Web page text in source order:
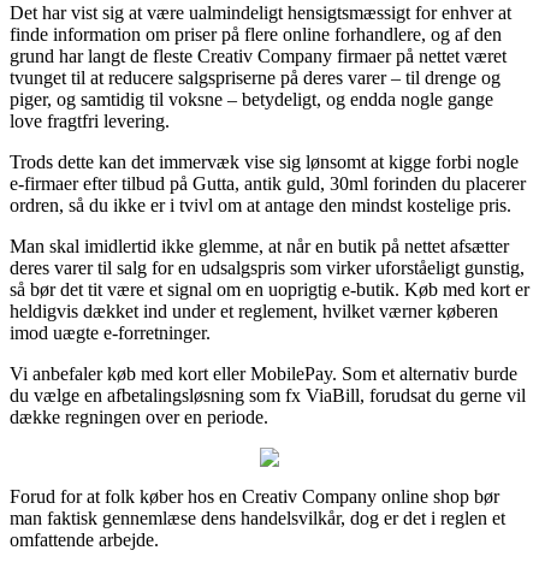
Det har vist sig at være ualmindeligt hensigtsmæssigt for enhver at
finde information om priser på flere online forhandlere, og af den
grund har langt de fleste Creativ Company firmaer på nettet været
tvunget til at reducere salgspriserne på deres varer – til drenge og
piger, og samtidig til voksne – betydeligt, og endda nogle gange
love fragtfri levering.
Trods dette kan det immervæk vise sig lønsomt at kigge forbi nogle
e-firmaer efter tilbud på Gutta, antik guld, 30ml forinden du placerer
ordren, så du ikke er i tvivl om at antage den mindst kostelige pris.
Man skal imidlertid ikke glemme, at når en butik på nettet afsætter
deres varer til salg for en udsalgspris som virker uforståeligt gunstig,
så bør det tit være et signal om en uoprigtig e-butik. Køb med kort er
heldigvis dækket ind under et reglement, hvilket værner køberen
imod uægte e-forretninger.
Vi anbefaler køb med kort eller MobilePay. Som et alternativ burde
du vælge en afbetalingsløsning som fx ViaBill, forudsat du gerne vil
dække regningen over en periode.
Forud for at folk køber hos en Creativ Company online shop bør
man faktisk gennemlæse dens handelsvilkår, dog er det i reglen et
omfattende arbejde.